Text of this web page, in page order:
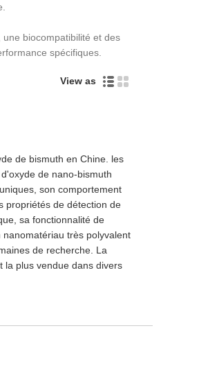
biocompatibilité et des
spécifiques.
View as
de bismuth en Chine. les
de nano-bismuth
son comportement
propriétés de détection de
sa fonctionnalité de
très polyvalent
de recherche. La
la plus vendue dans divers